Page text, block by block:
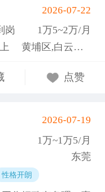
责任心强，渴望将
2026-07-22
岗
1万5~2万/月
黄埔区,白云区,增城市
点赞
(蓝小艳)2026-07-19
1万~1万5/月
东莞
性格开朗